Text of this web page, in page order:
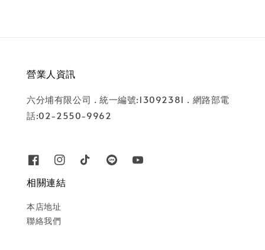
營業人資訊
六分埔有限公司 . 統一編號:13092381 . 網路部電
話:02-2550-9962
相關連結
本店地址
聯絡我們